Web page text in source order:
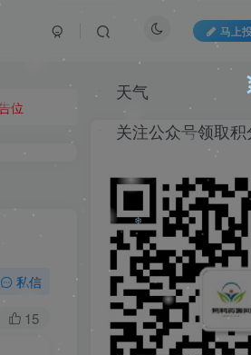
马上
位
私信
15
天气
关注公众号领取
❄